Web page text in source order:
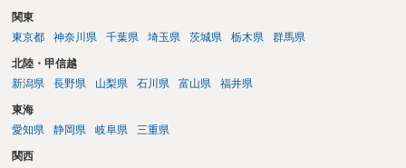
関東
東京都
神奈川県 千葉県 埼玉県 茨城県 栃木県 群馬県
北陸・甲信越
新潟県
長野県 山梨県 石川県 富山県 福井県
東海
愛知県
静岡県 岐阜県 三重県
関西